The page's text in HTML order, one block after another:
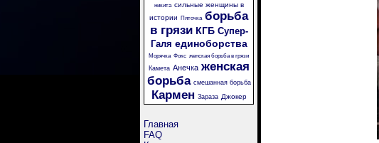
никита сильные женщины в
истории
Пяточка борьба
в грязи КГБ Супер-
Галя единоборства
Морячка Фокс женская борьба в грязи
Камета Анечка женская
борьба смешанная борьба
Кармен Зараза Джокер
Главная
FAQ